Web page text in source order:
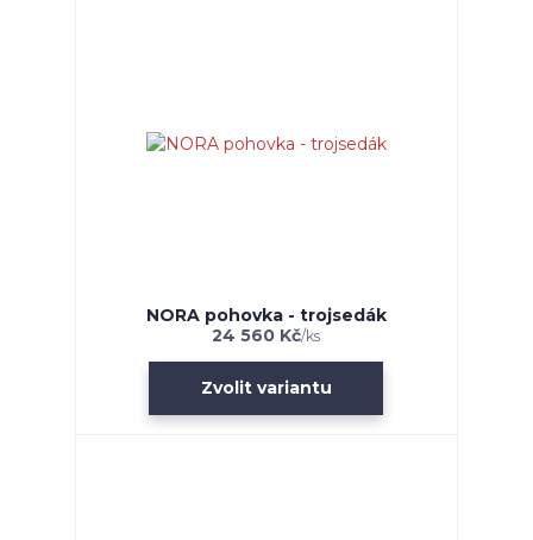
NORA pohovka - trojsedák
24 560 Kč/ks
Zvolit variantu